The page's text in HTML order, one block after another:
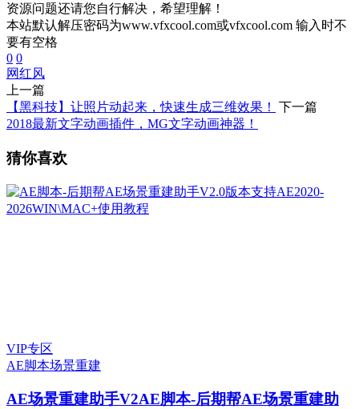
资源问题还请您自行解决，希望理解！
本站默认解压密码为www.vfxcool.com或vfxcool.com 输入时不
要有空格
0 0
网红风
上一篇
【黑科技】让照片动起来，快速生成三维效果！
下一篇
2018最新文字动画插件，MG文字动画神器！
猜你喜欢
VIP专区
AE脚本场景重建
AE场景重建助手V2AE脚本-后期帮AE场景重建助